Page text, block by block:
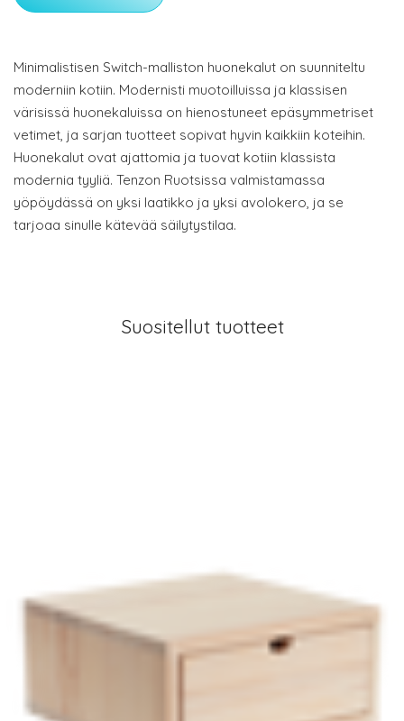
Minimalistisen Switch-malliston huonekalut on suunniteltu
moderniin kotiin. Modernisti muotoilluissa ja klassisen
värisissä huonekaluissa on hienostuneet epäsymmetriset
vetimet, ja sarjan tuotteet sopivat hyvin kaikkiin koteihin.
Huonekalut ovat ajattomia ja tuovat kotiin klassista
modernia tyyliä. Tenzon Ruotsissa valmistamassa
yöpöydässä on yksi laatikko ja yksi avolokero, ja se
tarjoaa sinulle kätevää säilytystilaa.
Suositellut tuotteet